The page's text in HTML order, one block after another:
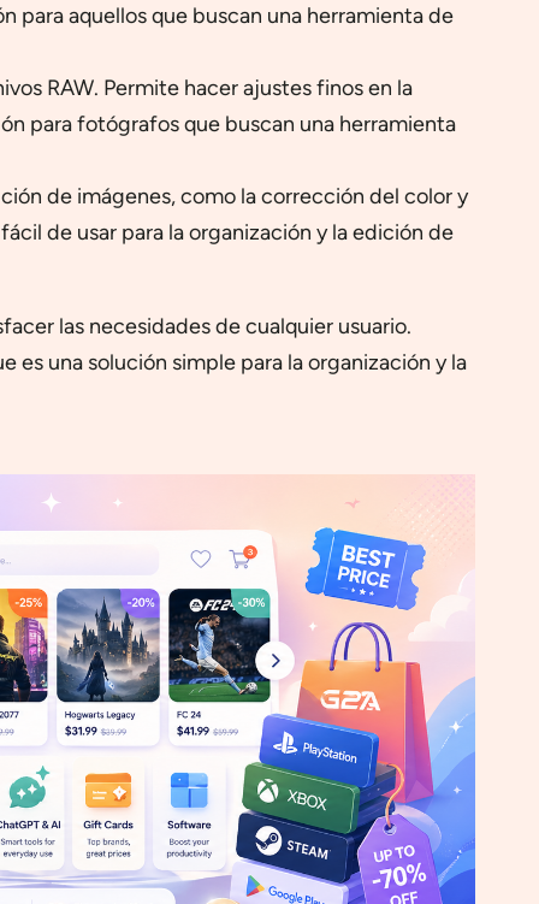
para aquellos que buscan una herramienta de
RAW. Permite hacer ajustes finos en la
para fotógrafos que buscan una herramienta
de imágenes, como la corrección del color y
de usar para la organización y la edición de
las necesidades de cualquier usuario.
es una solución simple para la organización y la